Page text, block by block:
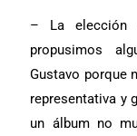
– La elección
propusimos
Gustavo porque
representativa y
un álbum no